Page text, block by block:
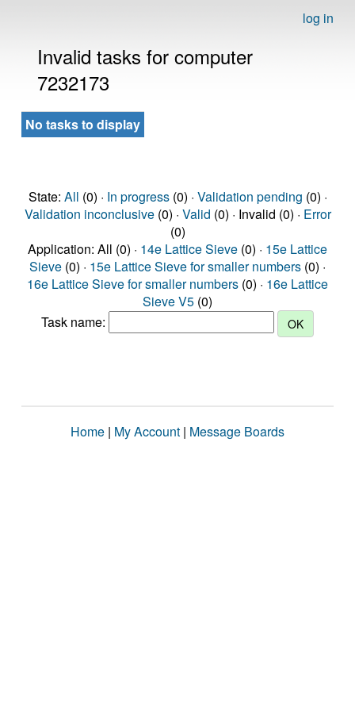
log in
Invalid tasks for computer
7232173
No tasks to display
State: All (0) · In progress(0) · Validation pending (0) ·
Validation inconclusive(0) · Valid (0) · Invalid (0) · Error
(0)
Application: All (0) · 14e Lattice Sieve (0) · 15e Lattice
Sieve (0) · 15e Lattice Sieve for smaller numbers (0) ·
16e Lattice Sieve for smaller numbers (0) · 16e Lattice
Sieve V5 (0)
Task name:
Home | My Account | Message Boards